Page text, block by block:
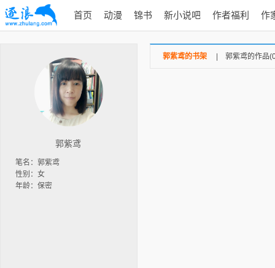
首页 动漫 锦书 新小说吧 作者福利 作
郭紫鸢
笔名：郭紫鸢
性别：女
年龄：保密
郭紫鸢的书架 郭紫鸢的作品